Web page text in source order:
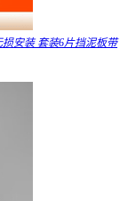
安装 套装6片挡泥板带